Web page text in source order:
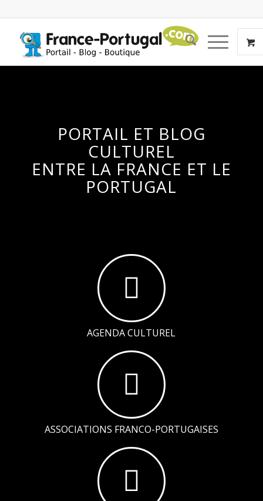
PORTAIL ET BLOG
CULTUREL
ENTRE LA FRANCE ET LE
PORTUGAL
AGENDA CULTUREL
ASSOCIATIONS FRANCO-PORTUGAISES